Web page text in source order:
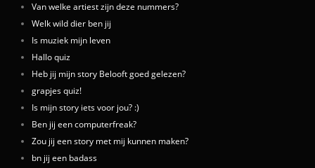
Van welke artiest zijn deze nummers?
Welk wild dier ben jij
Is muziek mijn leven
Hallo quiz
Heb jij mijn story Belooft goed gelezen?
grapjes quiz!
Is mijn story iets voor jou? :)
Ben jij een computerfreak?
Zou jij een story met mij kunnen maken?
bn jij een badass